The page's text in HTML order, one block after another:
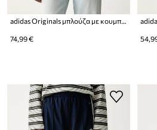
74,99 €